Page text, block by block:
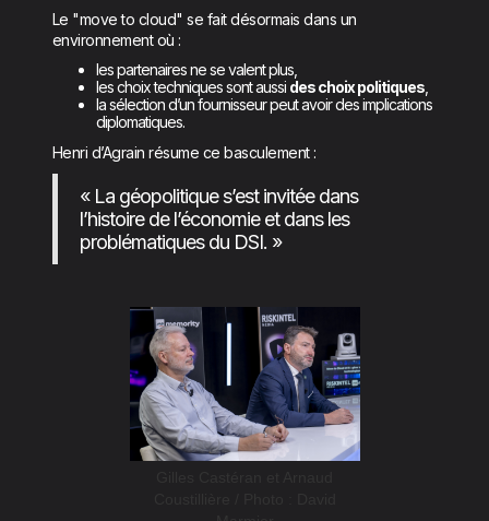
Le "move to cloud" se fait désormais dans un
environnement où :
les partenaires ne se valent plus,
les choix techniques sont aussi des choix politiques,
la sélection d’un fournisseur peut avoir des implications
diplomatiques.
Henri d’Agrain résume ce basculement :
« La géopolitique s’est invitée dans
l’histoire de l’économie et dans les
problématiques du DSI. »